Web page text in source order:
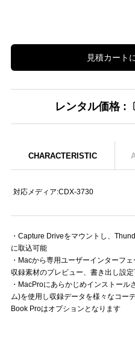
見積カート
レンタル価格 :
CHARACTERISTIC
対応メディア:CDX-3730
・Capture Driveをマウントし、
に取込可能
・Macから専用ユーザーインターフ
収録素材のプレビュー、書き出し設
・MacProにあらかじめインストー
ム)を使用し収録データを様々なコー
Book Proはオプションとなります